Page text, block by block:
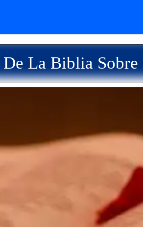
La Biblia Sobre